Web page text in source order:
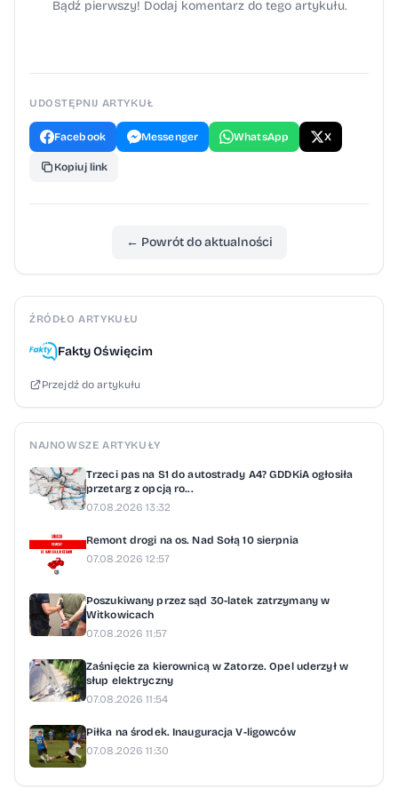
Bądź pierwszy! Dodaj komentarz do tego artykułu.
UDOSTĘPNIJ ARTYKUŁ
Facebook Messenger WhatsApp X
Kopiuj link
← Powrót do aktualności
ŹRÓDŁO ARTYKUŁU
Fakty Oświęcim
Przejdź do artykułu
NAJNOWSZE ARTYKUŁY
Trzeci pas na S1 do autostrady A4? GDDKiA ogłosiła
przetarg z opcją ro...
07.08.2026 13:32
Remont drogi na os. Nad Sołą 10 sierpnia
07.08.2026 12:57
Poszukiwany przez sąd 30-latek zatrzymany w
Witkowicach
07.08.2026 11:57
Zaśnięcie za kierownicą w Zatorze. Opel uderzył w
słup elektryczny
07.08.2026 11:54
Piłka na środek. Inauguracja V-ligowców
07.08.2026 11:30